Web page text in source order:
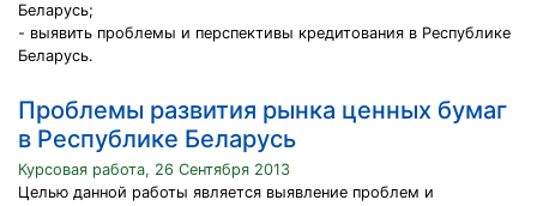
Беларусь;
- выявить проблемы и перспективы кредитования в Республике
Беларусь.
Проблемы развития рынка ценных бумаг
в Республике Беларусь
Курсовая работа, 26 Сентября 2013
Целью данной работы является выявление проблем и